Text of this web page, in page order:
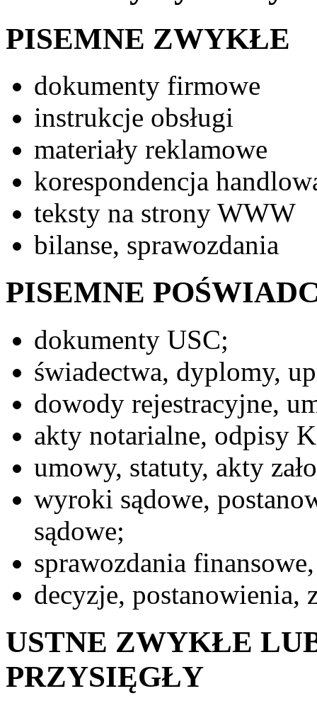
PISEMNE ZWYKŁE
dokumenty firmowe
instrukcje obsługi
materiały reklamowe
korespondencja
teksty na strony WWW
bilanse, sprawozdania
PISEMNE
dokumenty USC;
świadectwa, dyplomy,
dowody rejestracyjne,
akty notarialne, odpisy
umowy, statuty, akty
wyroki sądowe,
sądowe;
sprawozdania
decyzje, postanowienia,
USTNE ZWYKŁE
PRZYSIĘGŁY